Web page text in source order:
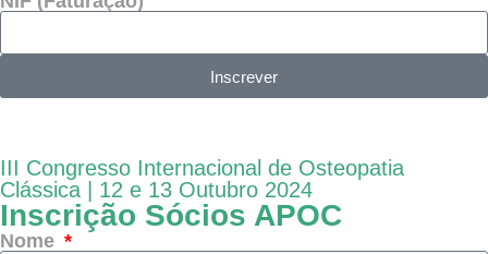
Inscrever
III Congresso Internacional de Osteopatia
Clássica | 12 e 13 Outubro 2024
Inscrição Sócios APOC
Nome